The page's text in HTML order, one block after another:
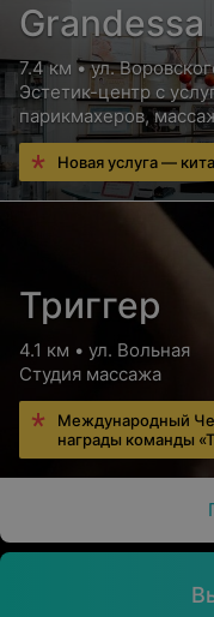
Grandessa
7.4 км • ул.
Эстетик-центр с
парикмахеров,
сервиса и других
Новая услуга —
Триггер
4.1 км • ул. Вольная
Студия массажа
Международный
награды команды